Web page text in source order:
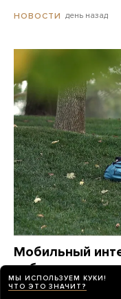
НОВОСТИ день назад
Мобильный
работает
Расскажите, как
МЫ ИСПОЛЬЗУЕМ КУКИ!
ЧТО ЭТО ЗНАЧИТ?